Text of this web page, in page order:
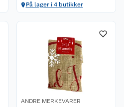
På lager i 4 butikker
ANDRE MERKEVARER